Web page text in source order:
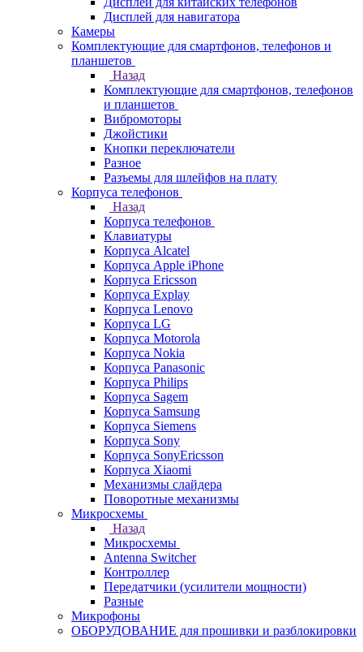
Дисплей для навигатора
Камеры
Комплектующие для смартфонов, телефонов и
планшетов
Назад
Комплектующие для смартфонов, телефонов
и планшетов
Вибромоторы
Джойстики
Кнопки переключатели
Разное
Разъемы для шлейфов на плату
Корпуса телефонов
Назад
Корпуса телефонов
Клавиатуры
Корпуса Alcatel
Корпуса Apple iPhone
Корпуса Ericsson
Корпуса Explay
Корпуса Lenovo
Корпуса LG
Корпуса Motorola
Корпуса Nokia
Корпуса Panasonic
Корпуса Philips
Корпуса Sagem
Корпуса Samsung
Корпуса Siemens
Корпуса Sony
Корпуса SonyEricsson
Корпуса Xiaomi
Механизмы слайдера
Поворотные механизмы
Микросхемы
Назад
Микросхемы
Antenna Switcher
Контроллер
Передатчики (усилители мощности)
Разные
Микрофоны
ОБОРУДОВАНИЕ для прошивки и разблокировки